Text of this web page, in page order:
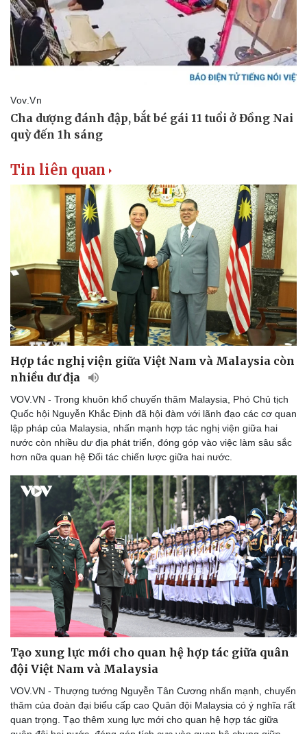
Tin liên quan
Hợp tác nghị viện giữa Việt Nam và Malaysia còn
nhiều dư địa
VOV.VN - Trong khuôn khổ chuyến thăm Malaysia, Phó Chủ tịch
Quốc hội Nguyễn Khắc Định đã hội đàm với lãnh đạo các cơ quan
lập pháp của Malaysia, nhấn mạnh hợp tác nghị viện giữa hai
nước còn nhiều dư địa phát triển, đóng góp vào việc làm sâu sắc
hơn nữa quan hệ Đối tác chiến lược giữa hai nước.
Tạo xung lực mới cho quan hệ hợp tác giữa quân
đội Việt Nam và Malaysia
VOV.VN - Thượng tướng Nguyễn Tân Cương nhấn mạnh, chuyến
thăm của đoàn đại biểu cấp cao Quân đội Malaysia có ý nghĩa rất
quan trọng. Tạo thêm xung lực mới cho quan hệ hợp tác giữa